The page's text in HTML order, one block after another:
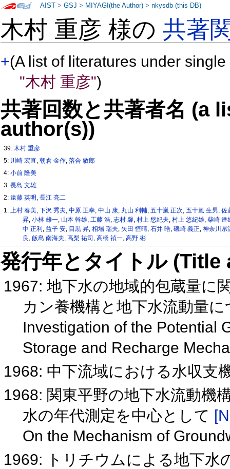
木村 重彦 様の共著
+(A list of literatures under
"木村 重彦")
共著回数と共著者名 (a
author(s))
39:木村 重彦
5: 川崎 宏直,朝倉 金作,落合 敏郎
4:小前 隆美
3:長島 文雄
2:遠藤 英明 ,長江 亮二
1:
上村 春美 ,下沢 秀夫 ,中原 正幸 ,中山 康 丸山 利輔 ,五十嵐 正次 ,五十嵐 生男 ,佐
昇, 小林 雄一, 山本 幹雄, 工藤 浩, 志村 馨, 村上 悠紀夫 村上 悠紀雄, 柴崎 達
中 正利 益子 安, 目黒 昇, 相場 瑞夫 矢田 恒晴, 石井 晧, 磯崎 義正 神奈川県
良 飯島 南海夫 高梨 祐司 高橋 禎一, 高野 彬
発行年とタイトル
1967: 地下水の地域的包蔵量に
カン養機構と地下水流動量
Investigation of the Potential
Storage and Recharge
1968: 中下流域における水収支
1968: 関東平野の地下水流動機
水の年代測定を中心として
On the Mechanism of
1969: トリチウムによる地下水
AIST >GSJ > MIYAGI(the Author) >nkysdb (this DB)